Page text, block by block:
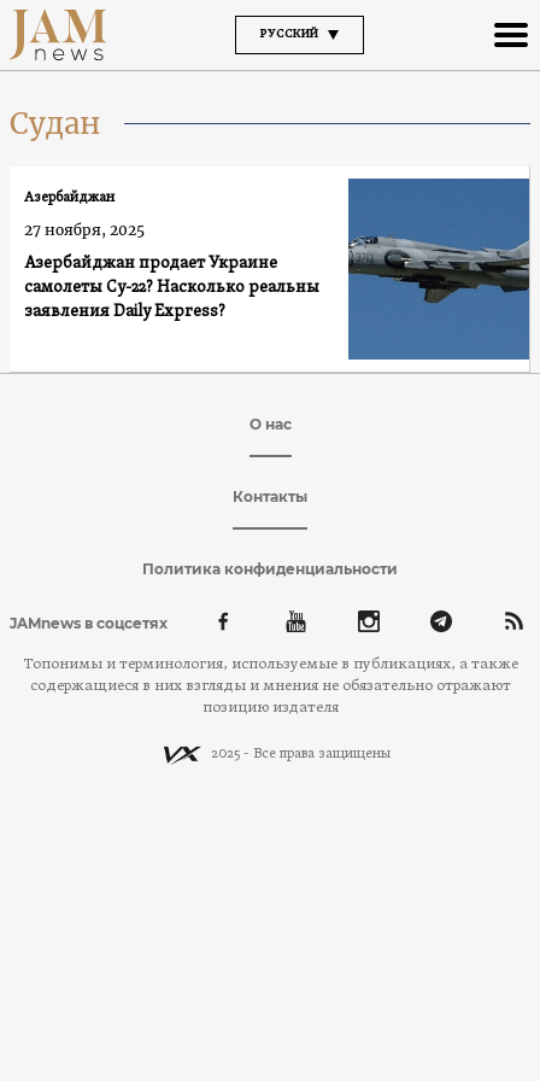
РУССКИЙ
Судан
Азербайджан продает Украине
самолеты Су-22? Насколько реальны
заявления Daily Express?
Азербайджан
27 ноября, 2025
О нас
Контакты
Политика конфиденциальности
JAMnews в соцсетях
Топонимы и терминология, используемые в публикациях, а также
содержащиеся в них взгляды и мнения не обязательно отражают
позицию издателя
2025 - Все права защищены